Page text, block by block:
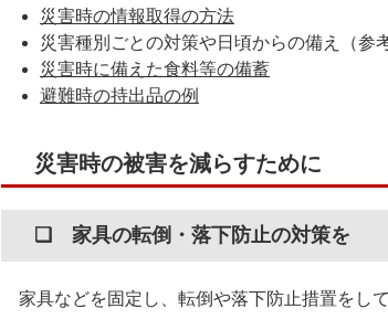
災害時の情報取得の方法
災害種別ごとの対策や日頃からの備え（参
災害時に備えた食料等の備蓄
避難時の持出品の例
災害時の被害を減らすために
❏ 家具の転倒・落下防止の対策を
家具などを固定し、転倒や落下防止措置をして